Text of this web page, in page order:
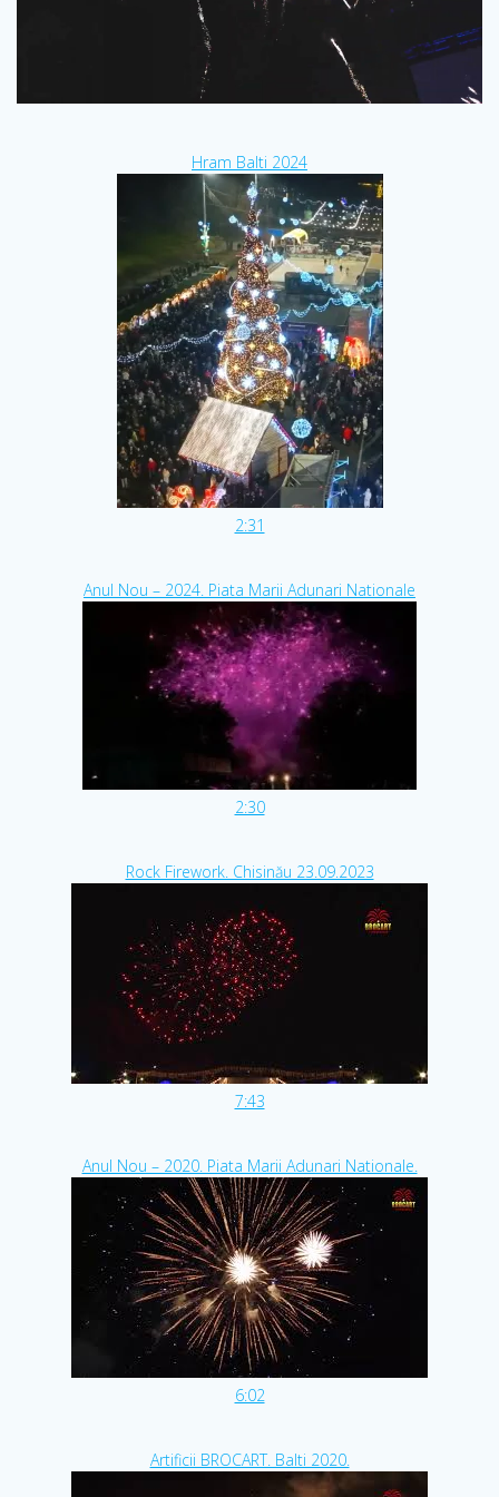
Hram Balti 2024
2:31
Anul Nou – 2024. Piata Marii Adunari Nationale
2:30
Rock Firework. Chisinău 23.09.2023
7:43
Anul Nou – 2020. Piata Marii Adunari Nationale.
6:02
Artificii BROCART. Balti 2020.